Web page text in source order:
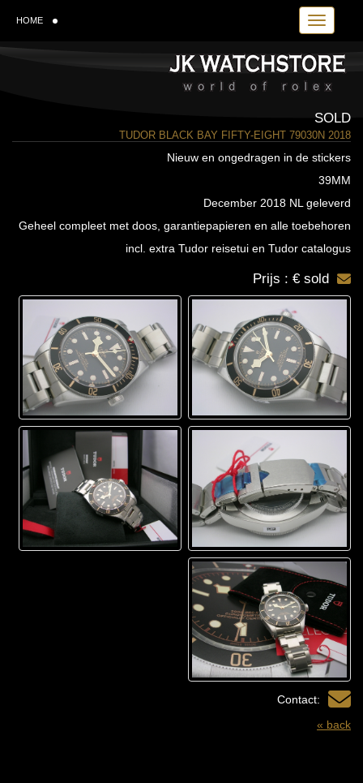
Toggle
HOME
SOLD
TUDOR BLACK BAY FIFTY-EIGHT 79030N 2018
Nieuw en ongedragen in de stickers
39MM
December 2018 NL geleverd
Geheel compleet met doos, garantiepapieren en alle toebehoren
incl. extra Tudor reisetui en Tudor catalogus
Prijs : € sold
Contact:
« back